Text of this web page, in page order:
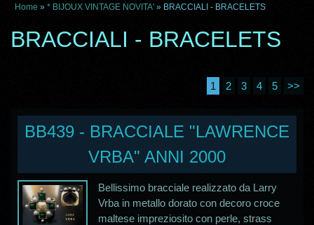
Home » * BIJOUX VINTAGE NOVITA' » BRACCIALI - BRACELETS
BRACCIALI - BRACELETS
1 2 3 4 5 >>
BB439 - BRACCIALE "LAWRENCE
VRBA" ANNI 2000
Bellissimo bracciale realizzato da Larry
Vrba in metallo dorato con decoro croce
maltese impreziosito con perle, strass